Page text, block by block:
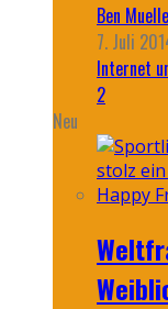
Ben
7. Juli
Internet
2
Neu